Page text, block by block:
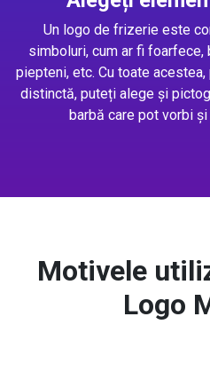
Un logo de frizerie este
simboluri, cum ar fi foarfece,
piepteni, etc. Cu toate
distinctă, puteți alege și
barbă care pot vorbi și
Motivele
Logo